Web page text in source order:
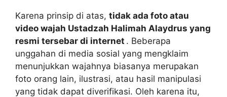
Karena prinsip di atas, tidak ada foto atau
video wajah Ustadzah Halimah Alaydrus yang
resmi tersebar di internet . Beberapa
unggahan di media sosial yang mengklaim
menunjukkan wajahnya biasanya merupakan
foto orang lain, ilustrasi, atau hasil manipulasi
yang tidak dapat diverifikasi. Oleh karena itu,